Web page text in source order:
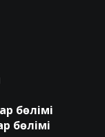
бөлімі
бөлімі